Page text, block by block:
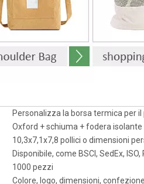
Personalizza la borsa termica per
Oxford + schiuma + fodera isolante
10,3x7,1x7,8 pollici o dimensioni
Disponibile, come BSCI, SedEx, ISO,
1000 pezzi
Colore, logo, dimensioni,